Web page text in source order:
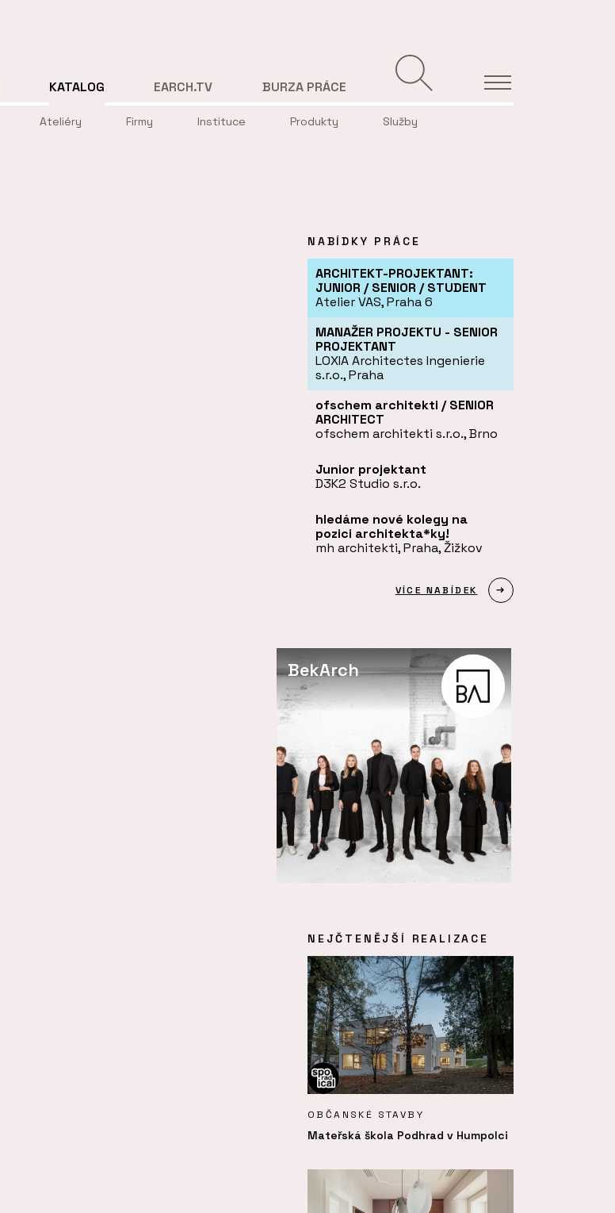
KATALOG
Ateliéry Firmy Instituce Produkty Služby
EARCH.TV BURZA PRÁCE
NABÍDKY PRÁCE
ARCHITEKT-PROJEKTANT:
JUNIOR / SENIOR / STUDENT
Atelier VAS, Praha 6
MANAŽER PROJEKTU - SENIOR
PROJEKTANT
LOXIA Architectes Ingenierie
s.r.o., Praha
ofschem architekti / SENIOR
ARCHITECT
ofschem architekti s.r.o., Brno
Junior projektant
D3K2 Studio s.r.o.
hledáme nové kolegy na
pozici architekta*ky!
mh architekti, Praha, Žižkov
VÍCE NABÍDEK
BekArch
NEJČTENĚJŠÍ REALIZACE
OBČANSKÉ STAVBY
Mateřská škola Podhrad v Humpolci